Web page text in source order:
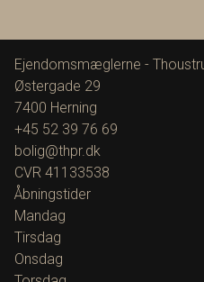
Ejendomsmæglerne -
Østergade 29
7400 Herning
+45 52 39 76 69
bolig@thpr.dk
CVR 41133538
Åbningstider
Mandag
Tirsdag
Onsdag